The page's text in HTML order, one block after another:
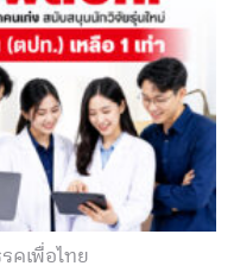
คเพื่อไทย